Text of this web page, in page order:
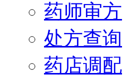
药师审方
处方查询
药店调配